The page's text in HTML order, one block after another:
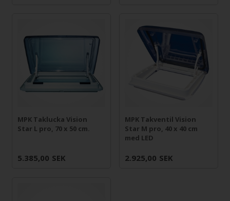
MPK Taklucka Vision
Star L pro, 70 x 50 cm.
5.385,00 SEK
MPK Takventil Vision
Star M pro, 40 x 40 cm
med LED
2.925,00 SEK